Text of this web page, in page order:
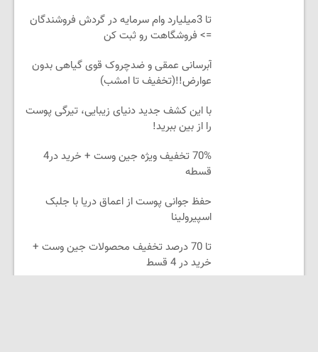
تا 3میلیارد وام سرمایه در گردش فروشندگان
=> فروشگاهت رو ثبت کن
آبرسانی عمقی و ضدچروک قوی گیاهی بدون
عوارض!!(تخفیف تا امشب)
با این کشف جدید دنیای زیبایی، تیرگی پوست
را از بین ببرید!
70% تخفیف ویژه جین وست + خرید در4
قسطه
حفظ جوانی پوست از اعماق دریا با جلبک
اسپیرولینا
تا 70 درصد تخفیف محصولات جین وست +
خرید در 4 قسط